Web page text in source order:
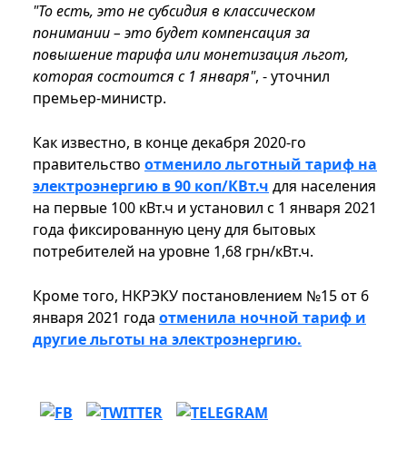
"То есть, это не субсидия в классическом
понимании – это будет компенсация за
повышение тарифа или монетизация льгот,
которая состоится с 1 января", - уточнил
премьер-министр.
Как известно, в конце декабря 2020-го
правительство отменило льготный тариф на
электроэнергию в 90 коп/КВт.ч для населения
на первые 100 кВт.ч и установил с 1 января 2021
года фиксированную цену для бытовых
потребителей на уровне 1,68 грн/кВт.ч.
Кроме того, НКРЭКУ постановлением №15 от 6
января 2021 года отменила ночной тариф и
другие льготы на электроэнергию.